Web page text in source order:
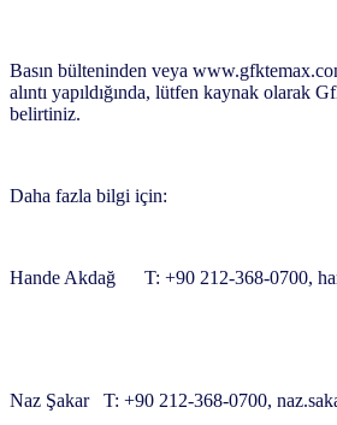
Basın bülteninden veya
alıntı yapıldığında, lütfen kaynak olarak
belirtiniz.
Daha fazla bilgi için:
Hande Akdağ T: +90 212-368-0700,
Naz Şakar T: +90 212-368-0700,